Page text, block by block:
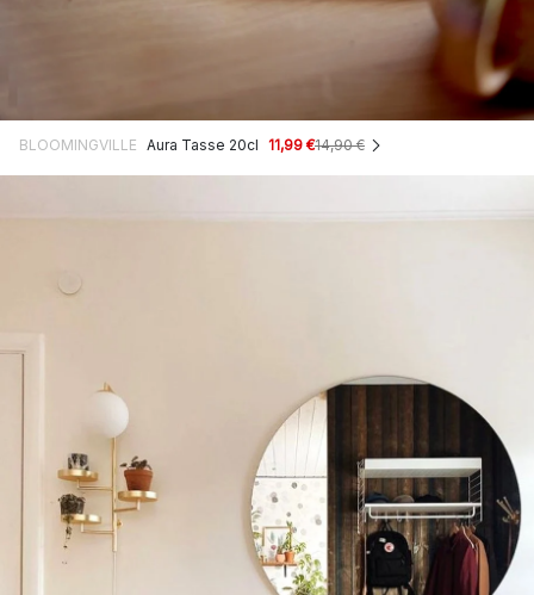
BLOOMINGVILLE Aura Tasse 20cl 11,99 €14,90 €